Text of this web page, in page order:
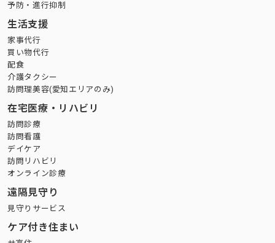
予防・進行抑制
生活支援
家事代行
買い物代行
配食
介護タクシー
訪問理美容(愛知エリアのみ)
在宅医療・リハビリ
訪問診療
訪問看護
デイケア
訪問リハビリ
オンライン診療
遠隔見守り
見守りサービス
ケア付き住まい